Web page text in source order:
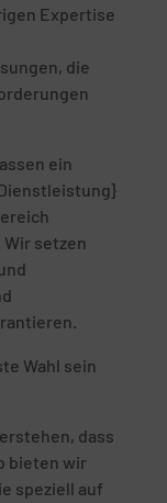
Expertise
die
ein
setzen
Wahl sein
dass
bieten wir
speziell auf